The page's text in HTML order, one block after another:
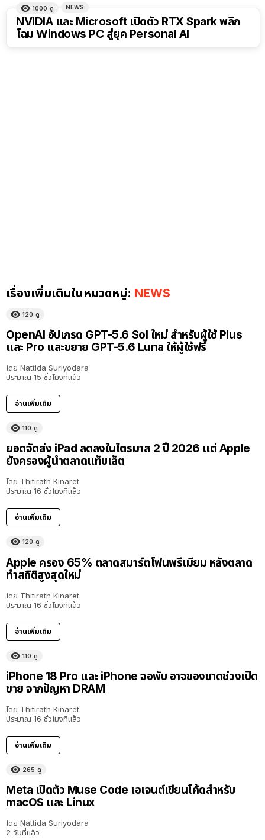
1000 ดู NEWS
NVIDIA และ Microsoft เปิดตัว RTX Spark พลิก
โฉม Windows PC สู่ยุค Personal AI
เรื่องเพิ่มเติมในหมวดหมู่: NEWS
120 ดู
OpenAI อัปเกรด GPT-5.6 Sol ใหม่ สำหรับผู้ใช้ Plus
และ Pro และขยาย GPT-5.6 Luna ให้ผู้ใช้ฟรี
โดย Nattida Suriyodara
ประมาณ 15 ชั่วโมงที่แล้ว
อ่านเพิ่มเติม
110 ดู
ยอดจัดส่ง iPad ลดลงในไตรมาส 2 ปี 2026 แต่ Apple
ยังครองผู้นำตลาดแท็บเล็ต
โดย Thitirath Kinaret
ประมาณ 16 ชั่วโมงที่แล้ว
อ่านเพิ่มเติม
120 ดู
Apple ครอง 65% ตลาดสมาร์ตโฟนพรีเมียม หลังตลาด
ทำสถิติสูงสุดใหม่
โดย Thitirath Kinaret
ประมาณ 16 ชั่วโมงที่แล้ว
อ่านเพิ่มเติม
110 ดู
iPhone 18 Pro และ iPhone จอพับ อาจของขาดช่วงเปิด
ขาย จากปัญหา DRAM
โดย Thitirath Kinaret
ประมาณ 16 ชั่วโมงที่แล้ว
อ่านเพิ่มเติม
265 ดู
Meta เปิดตัว Muse Code เอเจนต์เขียนโค้ดสำหรับ
macOS และ Linux
โดย Nattida Suriyodara
2 วันที่แล้ว